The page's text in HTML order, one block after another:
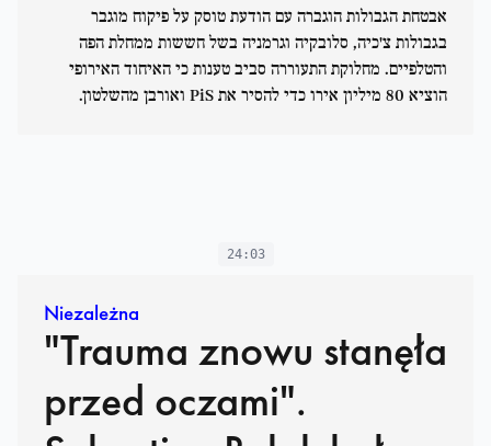
אבטחת הגבולות הוגברה עם הודעת טוסק על פיקוח מוגבר
בגבולות צ'כיה, סלובקיה וגרמניה בשל חששות ממחלת הפה
והטלפיים. מחלוקת התעוררה סביב טענות כי האיחוד האירופי
הוציא 80 מיליון אירו כדי להסיר את PiS ואורבן מהשלטון.
24:03
Niezależna
"Trauma znowu stanęła
przed oczami".